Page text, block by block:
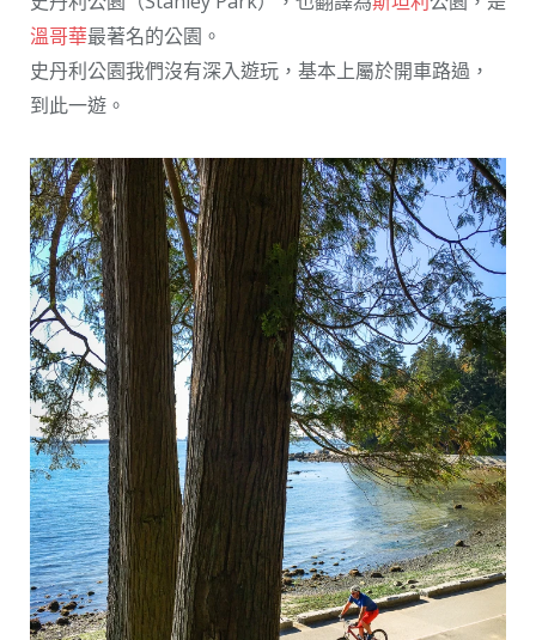
溫哥華最著名的公園。
史丹利公園我們沒有深入遊玩，基本上屬於開車路過，
到此一遊。